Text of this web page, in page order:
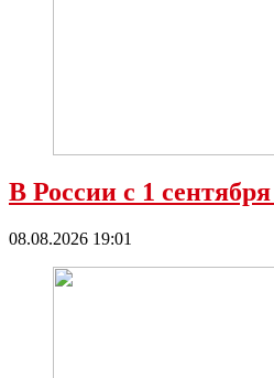
В России с 1
08.08.2026 19:01